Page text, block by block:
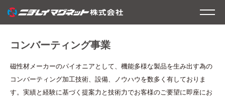
コンバーティング事業
磁性材メーカーのパイオニアとして、機能多様な製品を生み出す為の
コンバーティング加工技術、設備、ノウハウを数多く有しておりま
す。実績と経験に基づく提案力と技術力でお客様のご要望に即座にお